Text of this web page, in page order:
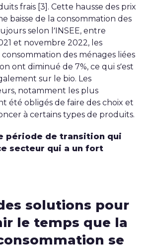
frais [3]. Cette hausse des prix
baisse de la consommation des
selon l’INSEE, entre
et novembre 2022, les
des ménages liées
ont diminué de 7%, ce qui s’est
sur le bio. Les
notamment les plus
été obligés de faire des choix et
à certains types de produits.
période de transition qui
secteur qui a un fort
solutions pour
le temps que la
se